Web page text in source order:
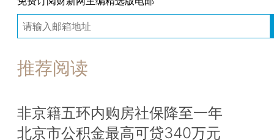
推荐阅读
非京籍五环内购房社保降至一年
北京市公积金最高可贷340万元